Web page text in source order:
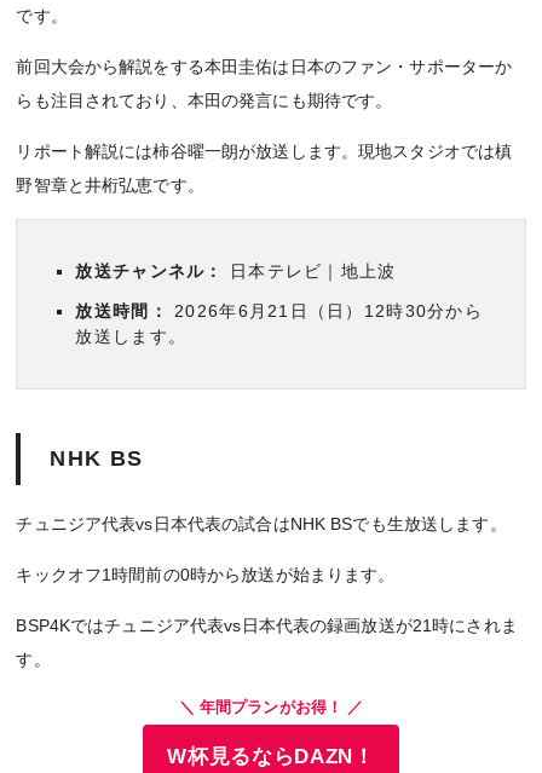
です。
前回大会から解説をする本田圭佑は日本のファン・サポーターか
らも注目されており、本田の発言にも期待です。
リポート解説には柿谷曜一朗が放送します。現地スタジオでは槙
野智章と井桁弘恵です。
放送チャンネル： 日本テレビ｜地上波
放送時間：
2026年6月21日（日）12時30分から
放送します。
NHK BS
チュニジア代表vs日本代表の試合はNHK BSでも生放送します。
キックオフ1時間前の0時から放送が始まります。
BSP4Kではチュニジア代表vs日本代表の録画放送が21時にされま
す。
＼ 年間プランがお得！ ／
W杯見るならDAZN！